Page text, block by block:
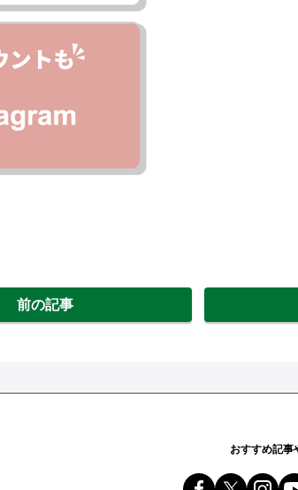
前の記事
おすすめ記
Facebook ハ
X(旧